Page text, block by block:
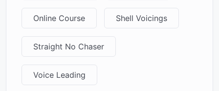
Online Course Shell Voicings
Straight No Chaser
Voice Leading